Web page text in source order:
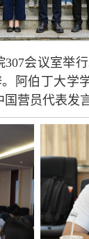
会议室举
阿伯丁大学
营员代表发言